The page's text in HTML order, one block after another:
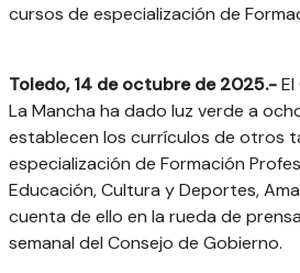
cursos de especialización de
Toledo, 14 de octubre de 2025.-
La Mancha ha dado luz verde a
establecen los currículos de otros
especialización de Formación
Educación, Cultura y Deportes,
cuenta de ello en la rueda de
semanal del Consejo de Gobierno.